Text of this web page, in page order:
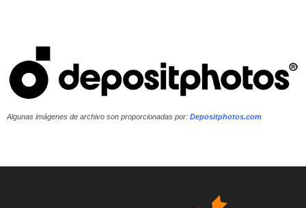
Algunas imágenes de archivo son proporcionadas por: Depositphotos.com